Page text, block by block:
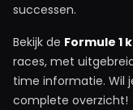
successen.
Bekijk de Formule 1
races, met
time informatie. Wil
complete overzicht!